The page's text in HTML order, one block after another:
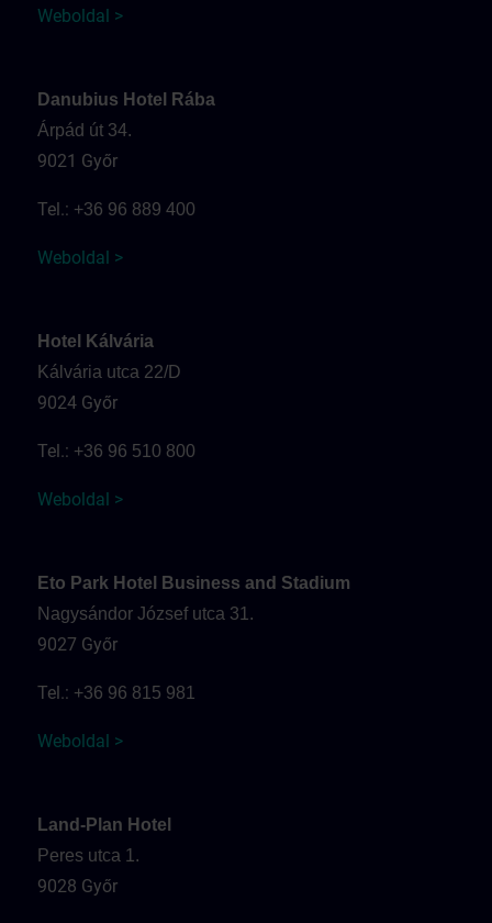
Weboldal >
Danubius Hotel Rába
Árpád út 34.
9021 Győr
Tel.: +36 96 889 400
Weboldal >
Hotel Kálvária
Kálvária utca 22/D
9024 Győr
Tel.: +36 96 510 800
Weboldal >
Eto Park Hotel Business and Stadium
Nagysándor József utca 31.
9027 Győr
Tel.: +36 96 815 981
Weboldal >
Land-Plan Hotel
Peres utca 1.
9028 Győr